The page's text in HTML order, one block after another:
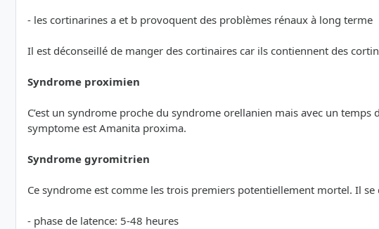
- les cortinarines a et b provoquent des problèmes rénaux à long terme
Il est déconseillé de manger des cortinaires car ils contiennent des
Syndrome proximien
C’est un syndrome proche du syndrome orellanien mais avec un
symptome est Amanita proxima.
Syndrome gyromitrien
Ce syndrome est comme les trois premiers potentiellement mortel. Il se
- phase de latence: 5-48 heures